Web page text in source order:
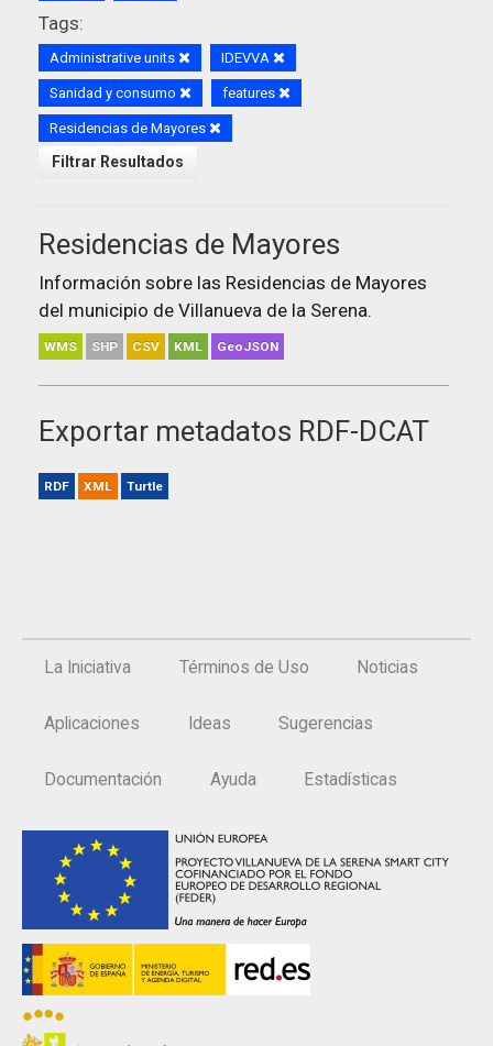
Tags:
Administrative units IDEVVA
Sanidad y consumo features
Residencias de Mayores
Filtrar Resultados
Residencias de Mayores
Información sobre las Residencias de Mayores
del municipio de Villanueva de la Serena.
WMS SHP CSV KML GeoJSON
Exportar metadatos RDF-DCAT
RDF XML Turtle
La Iniciativa Términos de Uso Noticias
Aplicaciones Ideas Sugerencias
Documentación Ayuda Estadísticas